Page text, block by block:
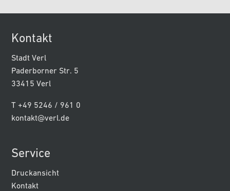
Kontakt
Stadt Verl
Paderborner Str. 5
33415 Verl
T +49 5246 / 961 0
kontakt@verl.de
Service
Druckansicht
Kontakt